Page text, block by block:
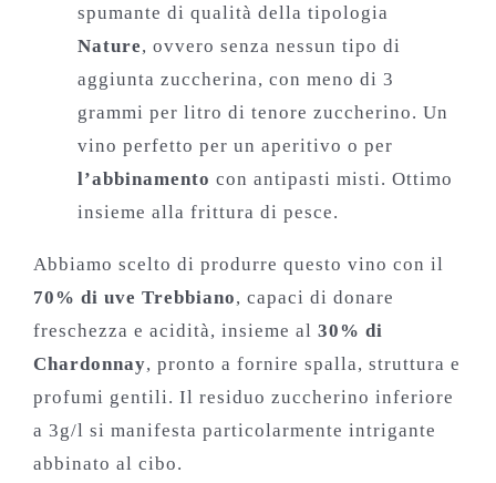
spumante di qualità della tipologia
Nature, ovvero senza nessun tipo di
aggiunta zuccherina, con meno di 3
grammi per litro di tenore zuccherino. Un
vino perfetto per un aperitivo o per
l’abbinamento con antipasti misti. Ottimo
insieme alla frittura di pesce.
Abbiamo scelto di produrre questo vino con il
70% di uve Trebbiano, capaci di donare
freschezza e acidità, insieme al 30% di
Chardonnay, pronto a fornire spalla, struttura e
profumi gentili. Il residuo zuccherino inferiore
a 3g/l si manifesta particolarmente intrigante
abbinato al cibo.